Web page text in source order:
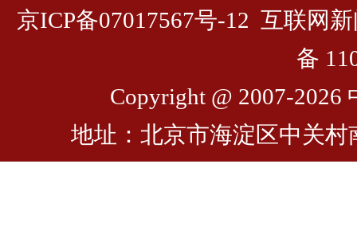
京ICP备07017567号-12 互联网
备
Copyright @ 2007-2026
地址：北京市海淀区中关村